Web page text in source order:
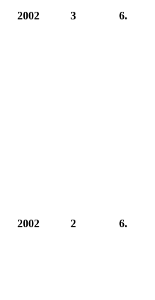
2002 3 6.
2002 2 6.